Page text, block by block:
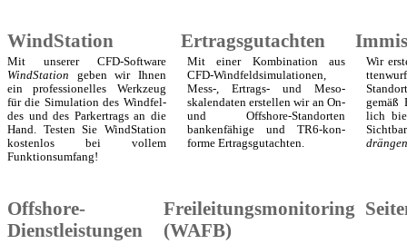
WindStation Ertragsgutachten
Mit unserer CFD-Software
WindStation geben wir Ihnen
ein pro­fessio­nelles Werk­zeug
für die Simu­la­tion des Wind­fel­
des und des Park­ertrags an die
Hand. Testen Sie WindStation
kosten­los bei vollem
Funktions­umfang!
Mit einer Kombi­nation aus
CFD-Windfeld­simu­la­tionen,
Mess-, Ertrags- und Meso­
skalen­daten er­stellen wir an On-
und Offshore-Stand­orten
banken­fähige und TR6-kon­
forme Er­trags­gut­achten.
Wir
gemäß
lich
Offshore-
Dienstleistungen
Freileitungsmonitoring
(WAFB)